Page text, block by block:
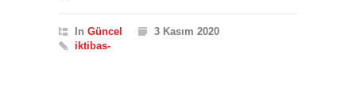
In Güncel
3 Kasım 2020
iktibas-